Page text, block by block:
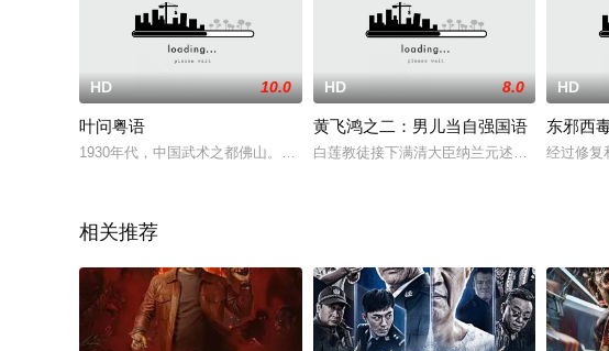
HD 10.0
叶问粤语
1930年代，中国武术之都佛山。这日，武功了得的北方武师金山找（樊少皇饰）率
HD 8.0
黄飞鸿之二：男儿当自强国语
白莲教徒接下满清大臣纳兰元述（甄子丹）所
HD
东邪西
经过修复
相关推荐